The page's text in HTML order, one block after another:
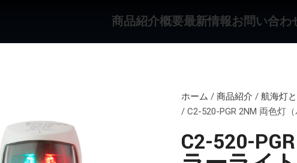
商品紹介概要最新情報お問い合わ
ホーム / 商品紹介 / 航海灯
/ C2-520-PGR 2NM 両色灯
C2-520-